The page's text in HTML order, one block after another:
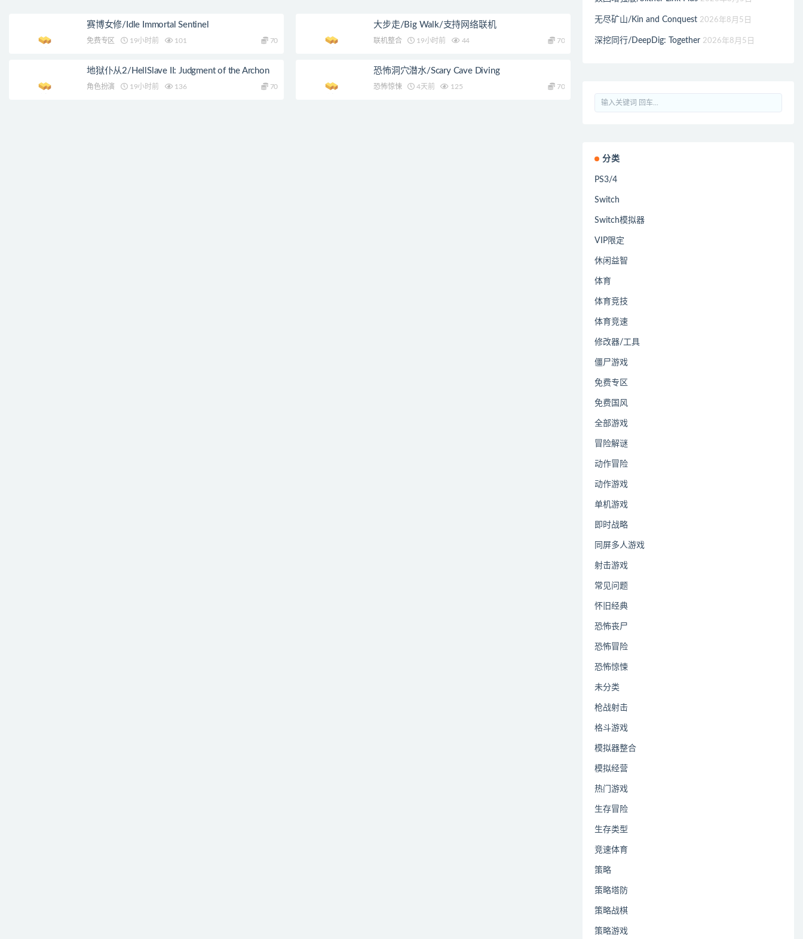
赛博女修/Idle Immortal Sentinel
免费专区 19小时前 101 70
大步走/Big Walk/支持网络联机
联机整合 19小时前 44 70
地狱仆从2/HellSlave II: Judgment of the Archon
角色扮演 19小时前 136 70
恐怖洞穴潜水/Scary Cave Diving
恐怖惊悚 4天前 125 70
无尽矿山/Kin and Conquest 2026年8月5日
深挖同行/DeepDig: Together 2026年8月5日
分类
PS3/4
Switch
Switch模拟器
VIP限定
休闲益智
体育
体育竞技
体育竞速
修改器/工具
僵尸游戏
免费专区
免费国风
全部游戏
冒险解谜
动作冒险
动作游戏
单机游戏
即时战略
同屏多人游戏
射击游戏
常见问题
怀旧经典
恐怖丧尸
恐怖冒险
恐怖惊悚
未分类
枪战射击
格斗游戏
模拟器整合
模拟经营
热门游戏
生存冒险
生存类型
竞速体育
策略
策略塔防
策略战棋
策略游戏